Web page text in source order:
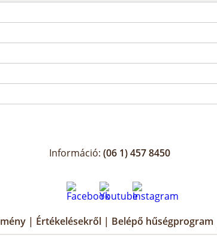
Információ: (06 1) 457 8450
| Értékelésekről | Belépő hűségprogram